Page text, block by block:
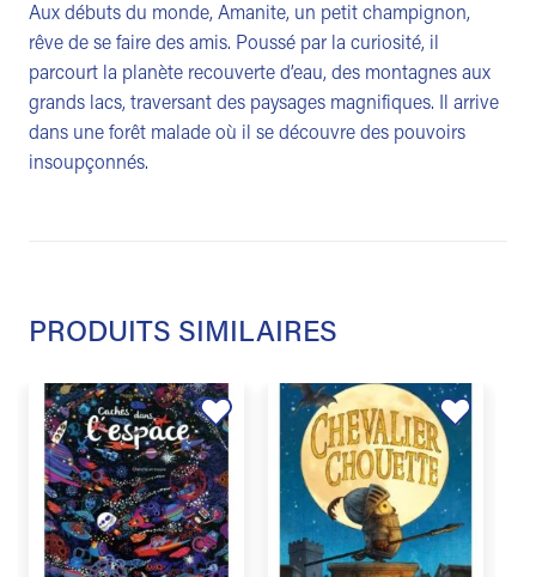
Aux débuts du monde, Amanite, un petit champignon,
rêve de se faire des amis. Poussé par la curiosité, il
parcourt la planète recouverte d’eau, des montagnes aux
grands lacs, traversant des paysages magnifiques. Il arrive
dans une forêt malade où il se découvre des pouvoirs
insoupçonnés.
PRODUITS SIMILAIRES
Ajouter
à la
liste de
souhaits
Ajouter
à la
liste de
souhaits